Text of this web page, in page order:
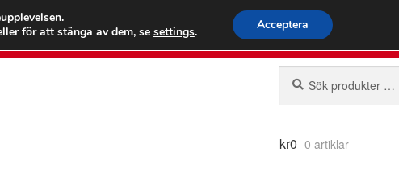
Världsomspännande frakt
Ring 766 924 713mån-fre 9-16
efter:
kr0 0 artiklar
för att stänga av dem, se settings. Acceptera